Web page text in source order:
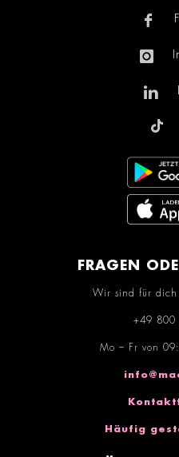
FRAGEN
Wir sind für dich
+49 800
Mo – Fr von
Häufig